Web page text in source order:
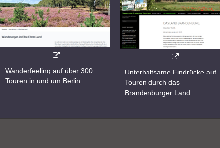
Wanderfeeling auf über 300
Touren in und um Berlin
Unterhaltsame Eindrücke auf
Touren durch das
Brandenburger Land